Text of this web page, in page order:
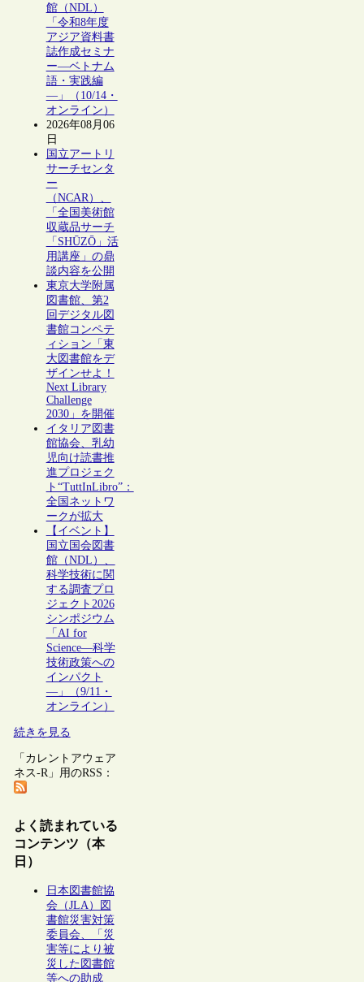
館（NDL）
「令和8年度
アジア資料書
誌作成セミナ
ー―ベトナム
語・実践編
―」（10/14・
オンライン）
2026年08月06
日
国立アートリ
サーチセンタ
ー
（NCAR）、
「全国美術館
収蔵品サーチ
「SHŪZŌ」活
用講座」の鼎
談内容を公開
東京大学附属
図書館、第2
回デジタル図
書館コンペテ
ィション「東
大図書館をデ
ザインせよ！
Next Library
Challenge
2030」を開催
イタリア図書
館協会、乳幼
児向け読書推
進プロジェク
ト“TuttInLibro”：
全国ネットワ
ークが拡大
【イベント】
国立国会図書
館（NDL）、
科学技術に関
する調査プロ
ジェクト2026
シンポジウム
「AI for
Science―科学
技術政策への
インパクト
―」（9/11・
オンライン）
続きを見る
「カレントアウェア
ネス-R」用のRSS：
よく読まれている
コンテンツ（本
日）
日本図書館協
会（JLA）図
書館災害対策
委員会、「災
害等により被
災した図書館
等への助成